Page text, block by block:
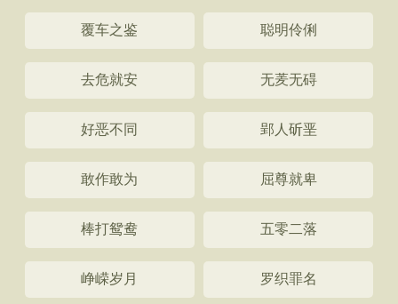
覆车之鉴 聪明伶俐
去危就安 无羐无碍
好恶不同 郢人斫垩
敢作敢为 屈尊就卑
棒打鸳鸯 五零二落
峥嵘岁月 罗织罪名